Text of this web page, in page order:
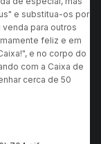
e substitua-os por
para outros
feliz e em
e no corpo do
com a Caixa de
cerca de 50